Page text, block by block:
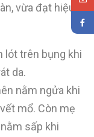
vừa đạt hiệu
trên bụng khi
da.
nằm ngửa khi
mổ. Còn mẹ
sấp khi